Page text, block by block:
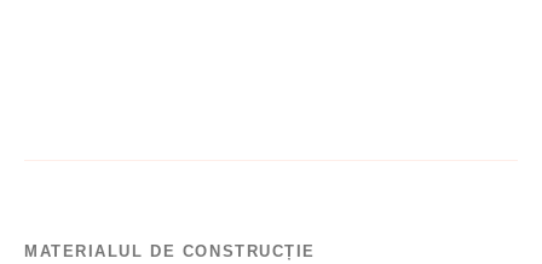
MATERIALUL DE CONSTRUCȚIE